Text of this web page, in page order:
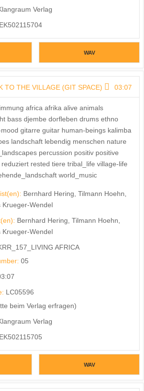
Verlag
WAV
TO THE VILLAGE (GIT SPACE) 03:07
africa afrika alive animals
bass djembe dorfleben drums ethno
gitarre guitar human-beings kalimba
landschaft lebendig menschen nature
percussion positiv positive
rested tiere tribal_life village-life
world_music
Bernhard Hering, Tilmann Hoehn,
Krueger-Wendel
Bernhard Hering, Tilmann Hoehn,
Krueger-Wendel
AFRICA
05
LC05596
beim Verlag erfragen)
Verlag
WAV